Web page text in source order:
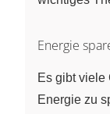
Energie
Es gibt viele
Energie zu